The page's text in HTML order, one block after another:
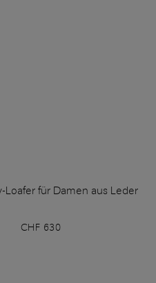
Loafer für Damen aus Leder
CHF 630